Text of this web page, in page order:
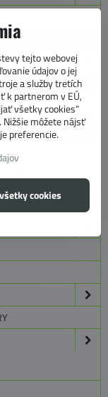
CM
CM
CM
ROZMERY
tejto webovej
údajov o jej
a služby tretích
k partnerom v EÚ,
všetky cookies“
môžete nájsť
preferencie.
cookies